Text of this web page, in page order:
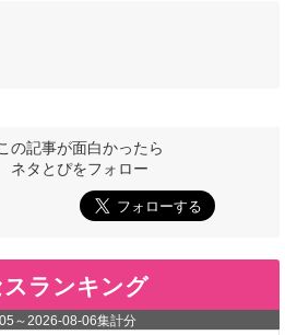
の記事が面白かったら
ネタとぴをフォロー
スランキング
～2026-08-06集計分